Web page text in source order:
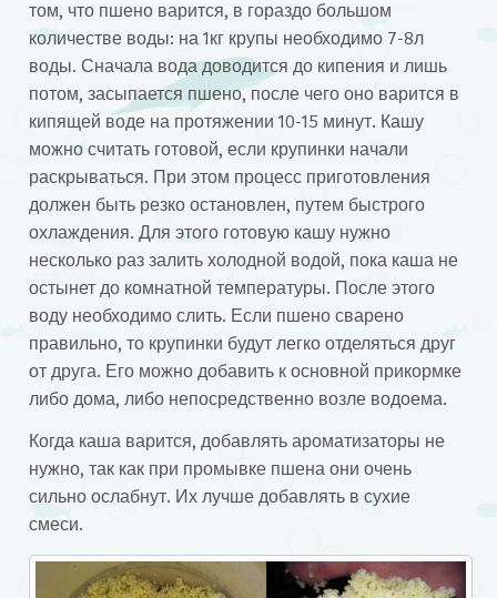
том, что пшено варится, в гораздо большом
количестве воды: на 1кг крупы необходимо 7-8л
воды. Сначала вода доводится до кипения и лишь
потом, засыпается пшено, после чего оно варится в
кипящей воде на протяжении 10-15 минут. Кашу
можно считать готовой, если крупинки начали
раскрываться. При этом процесс приготовления
должен быть резко остановлен, путем быстрого
охлаждения. Для этого готовую кашу нужно
несколько раз залить холодной водой, пока каша не
остынет до комнатной температуры. После этого
воду необходимо слить. Если пшено сварено
правильно, то крупинки будут легко отделяться друг
от друга. Его можно добавить к основной прикормке
либо дома, либо непосредственно возле водоема.
Когда каша варится, добавлять ароматизаторы не
нужно, так как при промывке пшена они очень
сильно ослабнут. Их лучше добавлять в сухие
смеси.